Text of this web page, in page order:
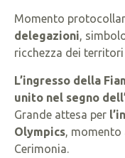
Momento
delegazioni,
ricchezza dei
L’ingresso della
unito nel segno
Grande attesa per
Olympics, momento
Cerimonia.